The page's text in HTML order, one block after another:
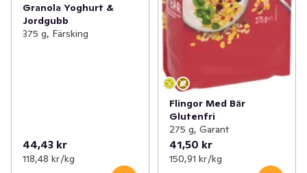
Granola Yoghurt &
Jordgubb
375 g, Färsking
44,43 kr
118,48 kr /kg
Flingor Med Bär
Glutenfri
275 g, Garant
41,50 kr
150,91 kr /kg